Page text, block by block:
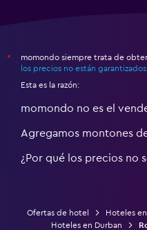
*
momondo siempre trata de
los precios no están garantizados
Esta es la razón:
momondo no es el
Agregamos montones
¿Por qué los precios no
Ofertas de hotel Hoteles
Hoteles en Durban